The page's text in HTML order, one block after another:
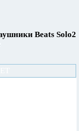
Beats Solo2